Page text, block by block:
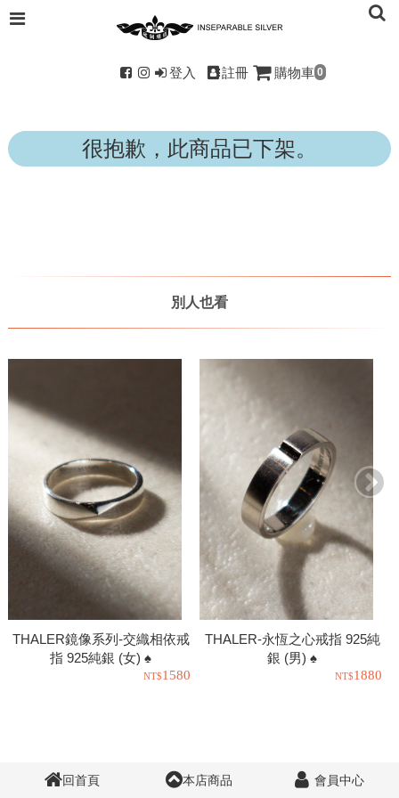
登入 註冊 購物車 0
很抱歉，此商品已下架。
別人也看
THALER鏡像系列-交織相依戒
指 925純銀 (女) ♠
1580
THALER-永恆之心戒指 925純
銀 (男) ♠
1880
回首頁 本店商品 會員中心